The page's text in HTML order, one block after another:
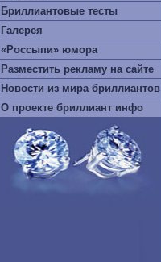
Бриллиантовые тесты
Галерея
«Россыпи» юмора
Разместить рекламу на сайте
Новости из мира бриллиантов
О проекте бриллиант инфо